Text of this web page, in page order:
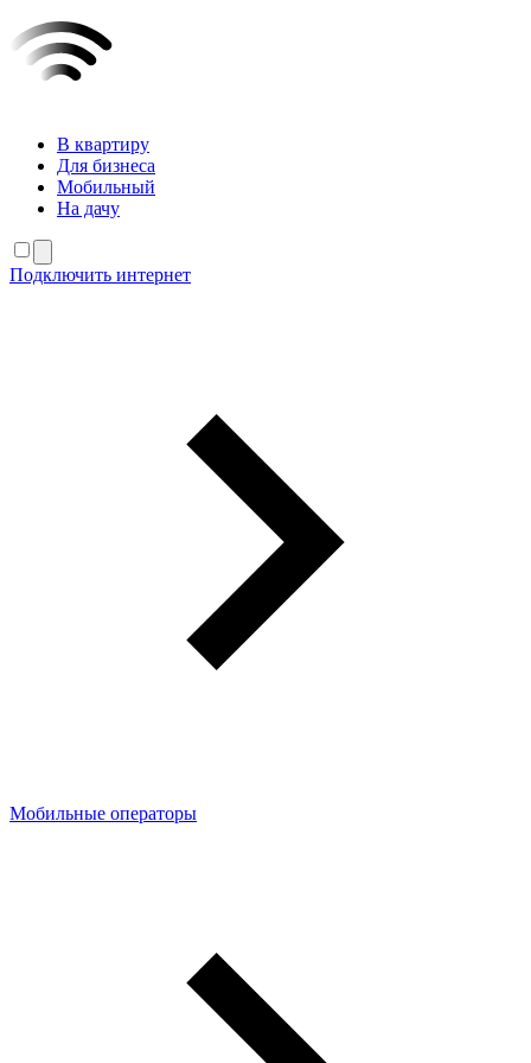
В квартиру
Для бизнеса
Мобильный
На дачу
Подключить интернет
Мобильные операторы